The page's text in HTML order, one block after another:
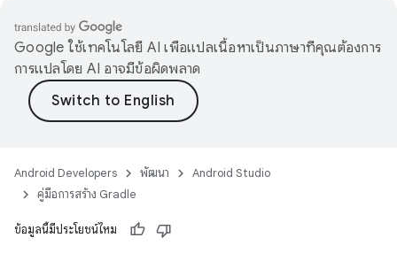
Google ใช้เทคโนโลยี AI เพื่อแปลเนื้อหาเป็นภาษาที่คุณต้องการ
การแปลโดย AI อาจมีข้อผิดพลาด
Android Developers พัฒนา
Android Studio
คู่มือการสร้าง Gradle
ข้อมูลนี้มีประโยชน์ไหม